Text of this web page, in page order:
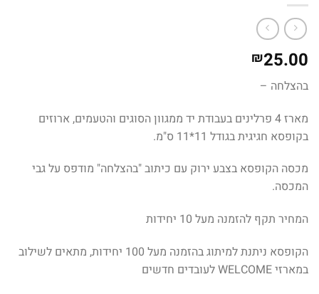
₪25.00
בהצלחה –
מארז 4 פרלינים בעבודת יד ממגוון הסוגים והטעמים, ארוזים
בקופסא חגיגית בגודל 11*11 ס"מ.
מכסה הקופסא בצבע ירוק עם כיתוב "בהצלחה" מודפס על גבי
המכסה.
המחיר תקף להזמנה מעל 10 יחידות
הקופסא ניתנת למיתוג בהזמנה מעל 100 יחידות, מתאים לשילוב
במארזי WELCOME לעובדים חדשים